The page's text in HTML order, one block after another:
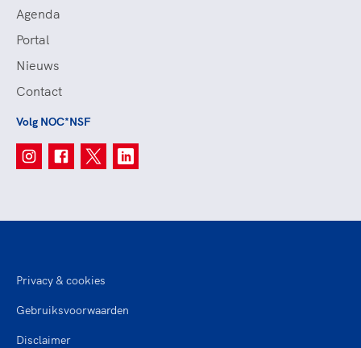
Agenda
Portal
Nieuws
Contact
Volg NOC*NSF
Privacy & cookies
Gebruiksvoorwaarden
Disclaimer